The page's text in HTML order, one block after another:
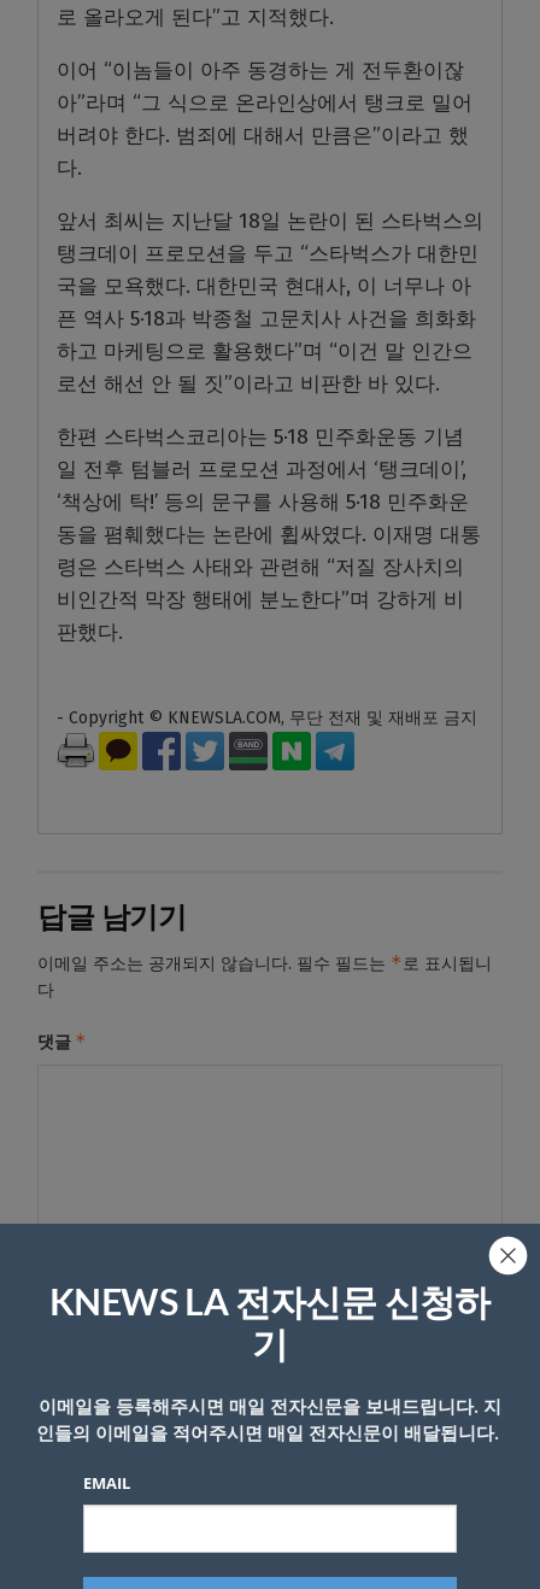
로 올라오게 된다”고 지적했다.
이어 “이놈들이 아주 동경하는 게 전두환이잖
아”라며 “그 식으로 온라인상에서 탱크로 밀어
버려야 한다. 범죄에 대해서 만큼은”이라고 했
다.
앞서 최씨는 지난달 18일 논란이 된 스타벅스의
탱크데이 프로모션을 두고 “스타벅스가 대한민
국을 모욕했다. 대한민국 현대사, 이 너무나 아
픈 역사 5·18과 박종철 고문치사 사건을 희화화
하고 마케팅으로 활용했다”며 “이건 말 인간으
로선 해선 안 될 짓”이라고 비판한 바 있다.
한편 스타벅스코리아는 5·18 민주화운동 기념
일 전후 텀블러 프로모션 과정에서 ‘탱크데이’,
‘책상에 탁!’ 등의 문구를 사용해 5·18 민주화운
동을 폄훼했다는 논란에 휩싸였다. 이재명 대통
령은 스타벅스 사태와 관련해 “저질 장사치의
비인간적 막장 행태에 분노한다”며 강하게 비
판했다.
- Copyright © KNEWSLA.COM, 무단 전재 및 재배포 금지
답글 남기기
이메일 주소는 공개되지 않습니다. 필수 필드는 *로 표시됩니
다
댓글 *
KNEWS LA 전자신문 신청하
기
이메일을 등록해주시면 매일 전자신문을 보내드립니다. 지
인들의 이메일을 적어주시면 매일 전자신문이 배달됩니다.
EMAIL